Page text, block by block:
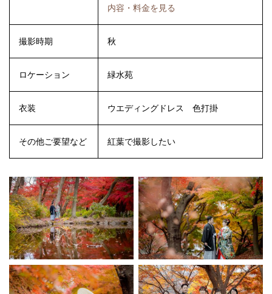
内容・料金を見る
撮影時期 秋
ロケーション 緑水苑
衣装 ウエディングドレス 色打掛
その他ご要望など 紅葉で撮影したい